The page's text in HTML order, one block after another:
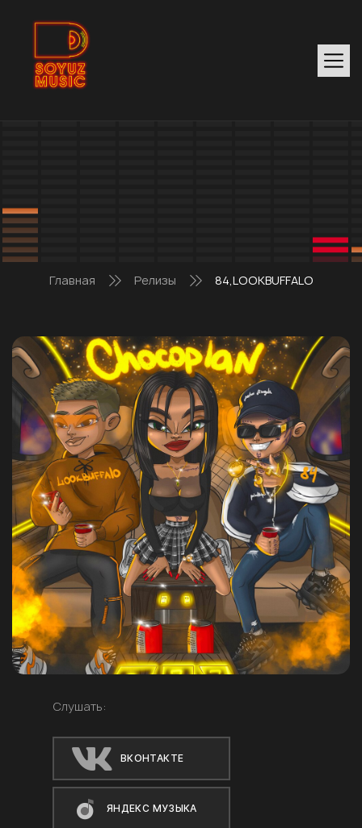
Главная Релизы 84,LOOKBUFFALO
Слушать:
ВКОНТАКТЕ
ЯНДЕКС МУЗЫКА